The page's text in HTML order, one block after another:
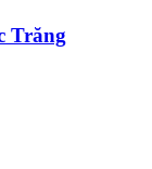
Trăng